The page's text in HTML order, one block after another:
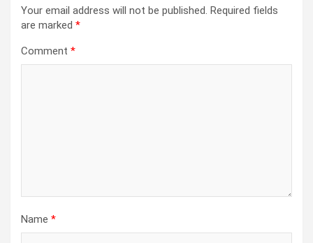
Your email address will not be published. Required fields
are marked *
Comment *
Name *